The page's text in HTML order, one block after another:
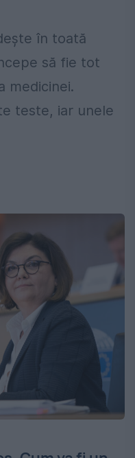
în toată
să fie tot
medicinei.
teste, iar unele